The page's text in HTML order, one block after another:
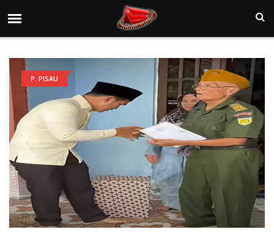
P. PISAU